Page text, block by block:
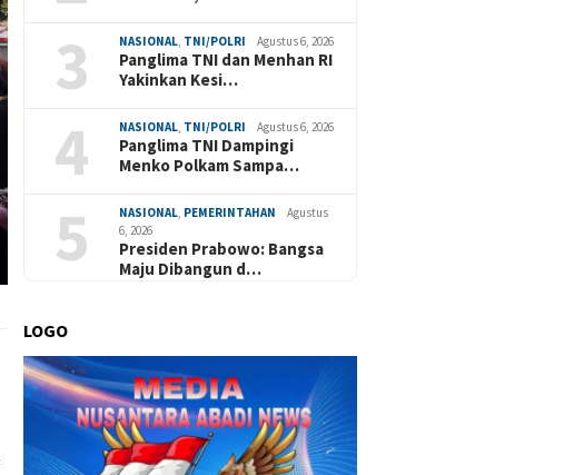
3 NASIONAL, TNI/POLRI Agustus 6, 2026
Panglima TNI dan Menhan RI
Yakinkan Kesi…
4 NASIONAL, TNI/POLRI Agustus 6, 2026
Panglima TNI Dampingi
Menko Polkam Sampa…
5 NASIONAL, PEMERINTAHAN
Agustus
6, 2026
Presiden Prabowo: Bangsa
Maju Dibangun d…
LOGO